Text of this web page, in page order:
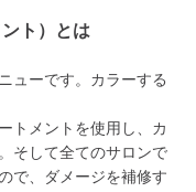
ト）とは
ューです。カラーする
トメントを使用し、カ
そして全てのサロンで
で、ダメージを補修す